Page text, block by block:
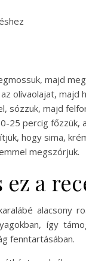
majd
olívaolajat,
sózzuk, majd
25 percig főzzük,
hogy sima,
megszórjuk.
a
alacsony
így
fenntartásában.